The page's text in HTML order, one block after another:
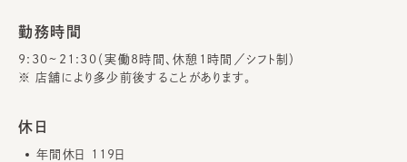
勤務時間
9:30~21:30（実働8時間、休憩1時間／シフト制）
※ 店舗により多少前後することがあります。
休日
年間休日 119日